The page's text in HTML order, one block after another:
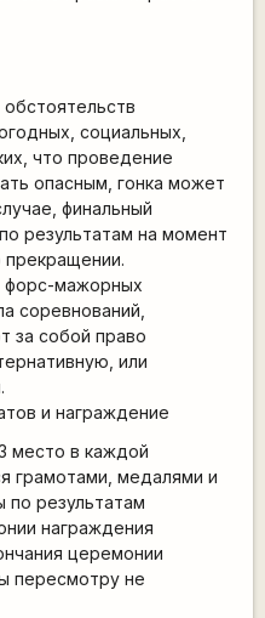
социальных,
что проведение
опасным, гонка может
финальный
результатам на момент
прекращении.
форс-мажорных
соревнований,
за собой право
или
и награждение
место в каждой
грамотами, медалями и
по результатам
награждения
церемонии
пересмотру не